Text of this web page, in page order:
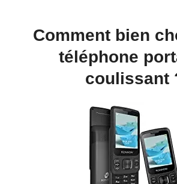
Comment bien
téléphone
coulissant